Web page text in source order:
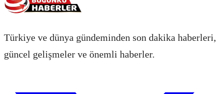
Türkiye ve dünya gündeminden son dakika haberleri,
güncel gelişmeler ve önemli haberler.